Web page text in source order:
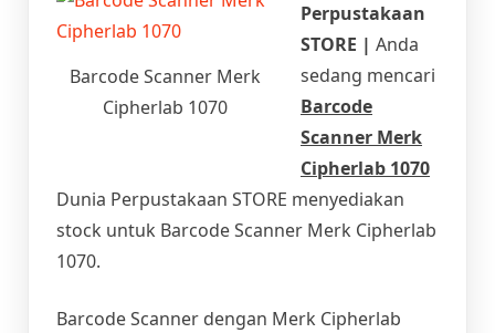
Barcode Scanner Merk
Cipherlab 1070
Perpustakaan
STORE | Anda
sedang mencari
Barcode
Scanner Merk
Cipherlab 1070
Dunia Perpustakaan STORE menyediakan
stock untuk Barcode Scanner Merk Cipherlab
1070.
Barcode Scanner dengan Merk Cipherlab